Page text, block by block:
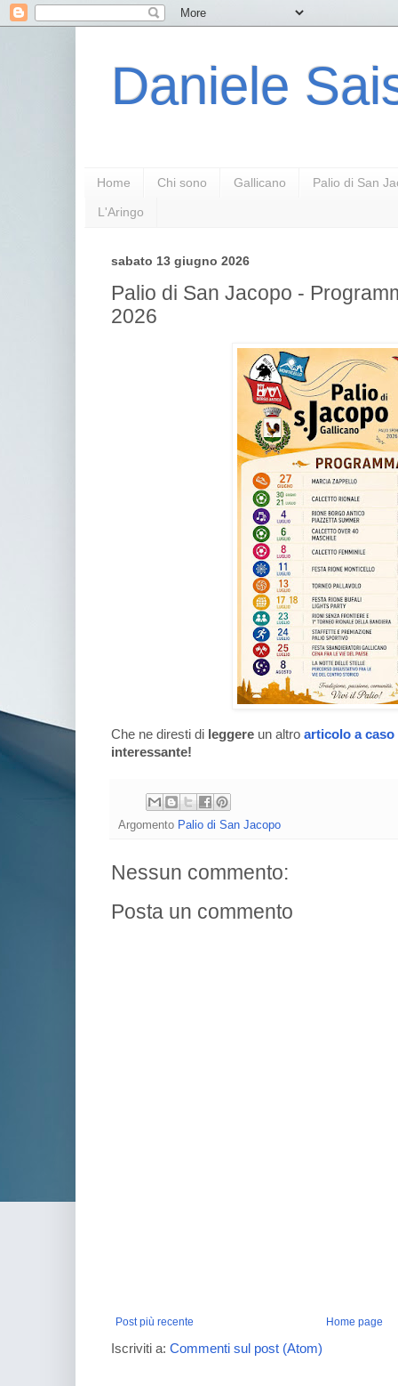
Daniele
Home Chi sono Gallicano Palio di San
L'Aringo
sabato 13 giugno 2026
Palio di San Jacopo -
2026
Che ne diresti di leggere un altro articolo a caso
interessante!
Argomento Palio di San Jacopo
Nessun commento:
Posta un commento
Post più recente Home page
Iscriviti a: Commenti sul post (Atom)